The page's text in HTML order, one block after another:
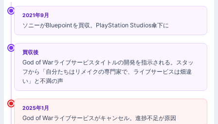
2021年9月
ソニーがBluepointを買収。PlayStation Studios傘下に
買収後
God of Warライブサービスタイトルの開発を指示される。スタッ
フから「自分たちはリメイクの専門家で、ライブサービスは畑違
い」と不満の声
2025年1月
God of Warライブサービスがキャンセル。進捗不足が原因